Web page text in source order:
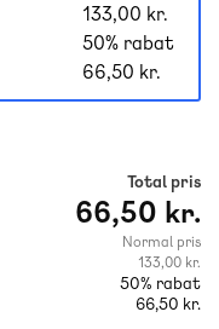
133,00 kr.
50% rabat
66,50 kr.
Total pris
66,50 kr.
Normal pris
133,00 kr.
50% rabat
66,50 kr.